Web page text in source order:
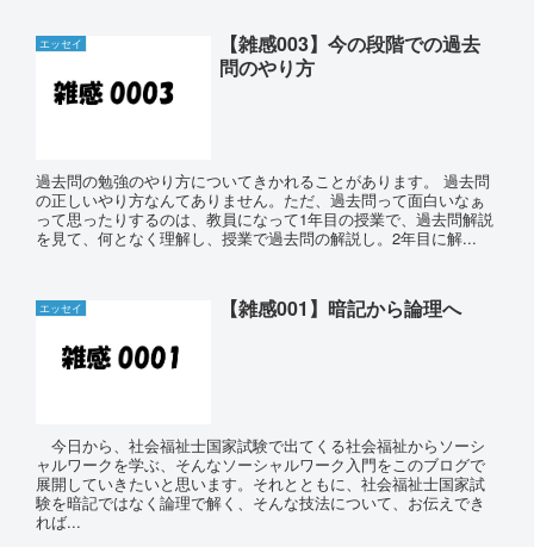
エッセイ
【雑感003】今の段階での過去
問のやり方
過去問の勉強のやり方についてきかれることがあります。 過去問
の正しいやり方なんてありません。ただ、過去問って面白いなぁ
って思ったりするのは、教員になって1年目の授業で、過去問解説
を見て、何となく理解し、授業で過去問の解説し。2年目に解...
エッセイ 【雑感001】暗記から論理へ
今日から、社会福祉士国家試験で出てくる社会福祉からソーシ
ャルワークを学ぶ、そんなソーシャルワーク入門をこのブログで
展開していきたいと思います。それとともに、社会福祉士国家試
験を暗記ではなく論理で解く、そんな技法について、お伝えでき
れば...